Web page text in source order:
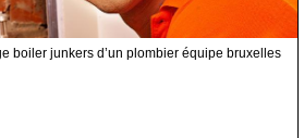
boiler junkers d’un plombier équipe bruxelles